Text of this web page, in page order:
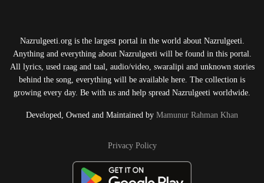
Nazrulgeeti.org is the largest portal in the world about Nazrulgeeti.
Anything and everything about Nazrulgeeti will be found in this portal.
All lyrics, used raag and taal, audio/video, swaralipi and unknown stories
behind the song, everything will be available here. The collection is
growing every day. Be with us and help spread Nazrulgeeti worldwide.
Developed, Owned and Maintained by Mamunur Rahman Khan
Privacy Policy